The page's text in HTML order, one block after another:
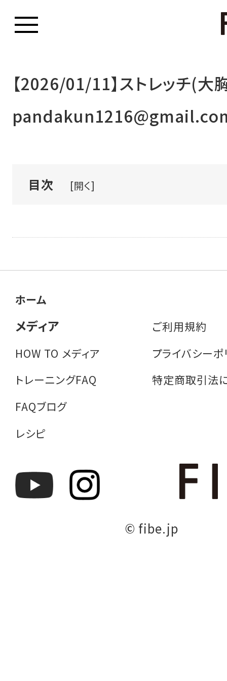
【2026/01/11】ストレッチ(大
目次 [開く]
ホーム
メディア
HOW TO メディア
トレーニングFAQ
FAQブログ
レシピ
ご利用規約
プライバシー
特定商取引法
© fibe.jp